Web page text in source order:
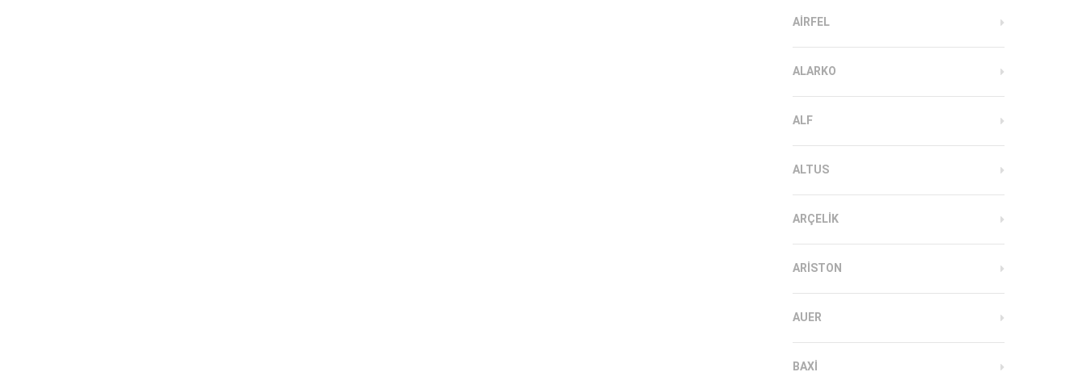
AIRFEL
ALARKO
ALF
ALTUS
ARÇELIK
ARISTON
AUER
BAXI